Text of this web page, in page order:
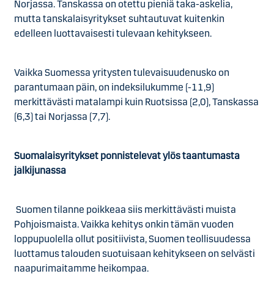
Norjassa. Tanskassa on otettu pieniä taka-askelia,
mutta tanskalaisyritykset suhtautuvat kuitenkin
edelleen luottavaisesti tulevaan kehitykseen.
Vaikka Suomessa yritysten tulevaisuudenusko on
parantumaan päin, on indeksilukumme (-11,9)
merkittävästi matalampi kuin Ruotsissa (2,0), Tanskassa
(6,3) tai Norjassa (7,7).
Suomalaisyritykset ponnistelevat ylös taantumasta
jälkijunassa
Suomen tilanne poikkeaa siis merkittävästi muista
Pohjoismaista. Vaikka kehitys onkin tämän vuoden
loppupuolella ollut positiivista, Suomen teollisuudessa
luottamus talouden suotuisaan kehitykseen on selvästi
naapurimaitamme heikompaa.